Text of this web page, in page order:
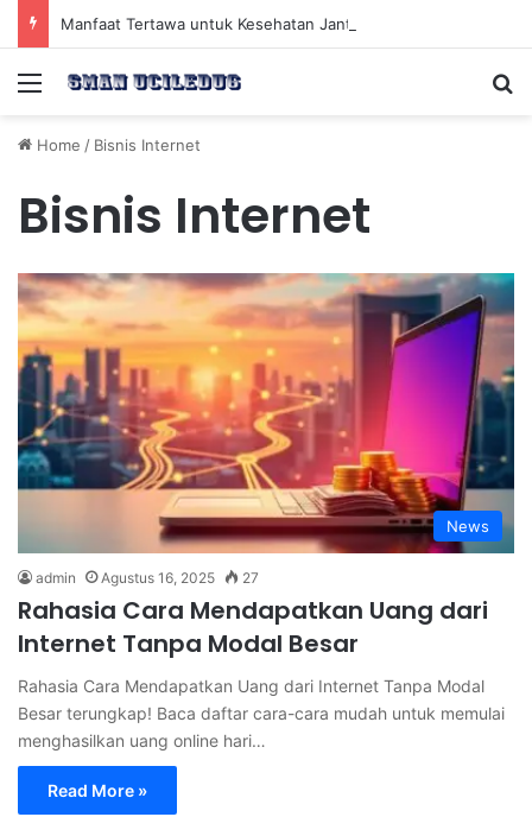
Menu
Home / Bisnis Internet
Bisnis Internet
News
admin Agustus 16, 2025 27
Rahasia Cara Mendapatkan Uang dari
Internet Tanpa Modal Besar
Rahasia Cara Mendapatkan Uang dari Internet Tanpa Modal
Besar terungkap! Baca daftar cara-cara mudah untuk memulai
menghasilkan uang online hari…
Read More »